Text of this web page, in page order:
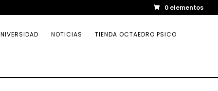
0 elementos
NOTICIAS TIENDA OCTAEDRO PSICO